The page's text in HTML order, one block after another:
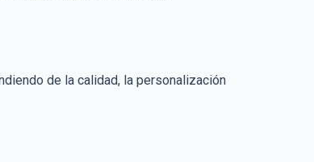
de la calidad, la personalización